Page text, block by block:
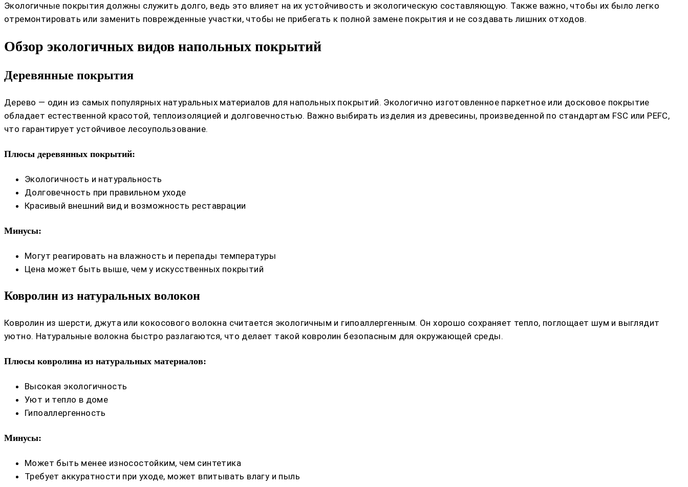
Экологичные покрытия должны служить долго, ведь это влияет на их устойчивость и экологическую составляющую. Также важно, чтобы их было легко
отремонтировать или заменить поврежденные участки, чтобы не прибегать к полной замене покрытия и не создавать лишних отходов.
Обзор экологичных видов напольных покрытий
Деревянные покрытия
Дерево — один из самых популярных натуральных материалов для напольных покрытий. Экологично изготовленное паркетное или досковое покрытие
обладает естественной красотой, теплоизоляцией и долговечностью. Важно выбирать изделия из древесины, произведенной по стандартам FSC или PEFC,
что гарантирует устойчивое лесоупользование.
Плюсы деревянных покрытий:
Экологичность и натуральность
Долговечность при правильном уходе
Красивый внешний вид и возможность реставрации
Минусы:
Могут реагировать на влажность и перепады температуры
Цена может быть выше, чем у искусственных покрытий
Ковролин из натуральных волокон
Ковролин из шерсти, джута или кокосового волокна считается экологичным и гипоаллергенным. Он хорошо сохраняет тепло, поглощает шум и выглядит
уютно. Натуральные волокна быстро разлагаются, что делает такой ковролин безопасным для окружающей среды.
Плюсы ковролина из натуральных материалов:
Высокая экологичность
Уют и тепло в доме
Гипоаллергенность
Минусы:
Может быть менее износостойким, чем синтетика
Требует аккуратности при уходе, может впитывать влагу и пыль